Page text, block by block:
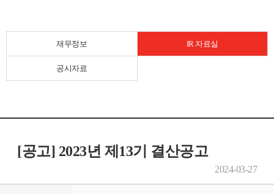
재무정보 IR 자료실
공시자료
[공고] 2023년 제13기 결산공고
2024-03-27